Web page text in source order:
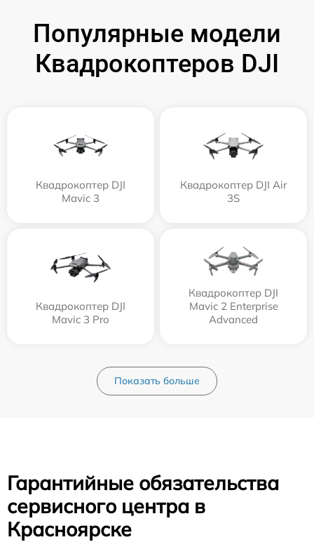
Популярные модели
Квадрокоптеров DJI
Квадрокоптер DJI
Mavic 3
Квадрокоптер DJI Air
3S
Квадрокоптер DJI
Mavic 3 Pro
Квадрокоптер DJI
Mavic 2 Enterprise
Advanced
Показать больше
Гарантийные обязательства
сервисного центра в
Красноярске